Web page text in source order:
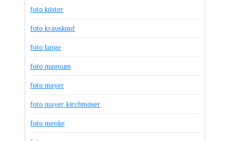
foto köster
foto krauskopf
foto lange
foto magnum
foto mayer
foto mayer kirchmöser
foto menke